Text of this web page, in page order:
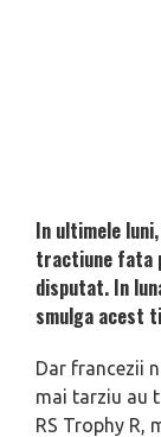
In ultimele
tractiune fata
disputat. In
smulga acest
Dar francezii
mai tarziu au
RS Trophy R,